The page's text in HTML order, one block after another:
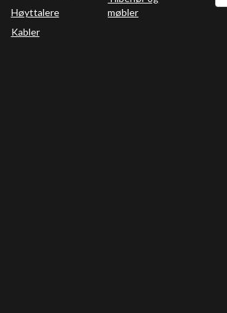
Høyttalere
Kabler
møbler